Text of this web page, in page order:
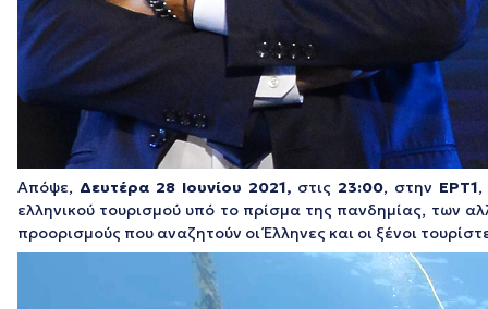
Απόψε, Δευτέρα 28 Ιουνίου 2021, στις 23:00, στην ΕΡΤ1,
ελληνικού τουρισμού υπό το πρίσμα της πανδημίας, των
προορισμούς που αναζητούν οι Έλληνες και οι ξένοι